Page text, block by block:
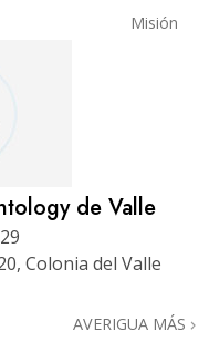
Misión
de Valle
Colonia del Valle
AVERIGUA MÁS